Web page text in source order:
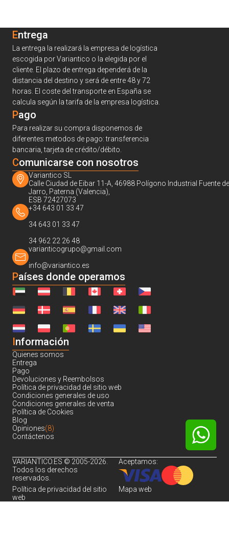
Entrega
La entrega la realizará la empresa de logística
escogida por Variantico o la elegida por el
cliente. El plazo de entrega dependerá de la
distancia del destino y será de entre 48 y 72
horas. El coste del transporte en España se
calcula según la tarifa de la empresa logística.
Pago
Para realizar su compra disponemos de
diferentes metodos de pago: transferencia
bancaria, tarjeta de crédito/débito.
Comunicarse con nosotros
Variantico SL
Calle Ciudad de Eibar 11-A, 46988 Polígono Industrial Fuente
Jarro, Paterna (Valencia),
ESB 72427073
+34 643 01 33 47
34 643 01 33 47
34 962 22 26 48
varianticogrupo@gmail.com
info@variantico.es
Países donde operamos
Información
Quienes somos
Entrega
Pago
Devoluciones y Reembolsos
Política de privacidad del sitio web
Condiciones generales de uso
Condiciones generales de venta
Política de Cookies
Blog
Opiniones(8)
Contáctenos
VARIANTICO.ES © 2005-2026.
Todos los derechos
reservados.
Aceptamos:
Política de privacidad del sitio
web
Mapa web